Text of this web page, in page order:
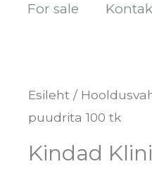
For sale
Esileht /
puudrita 100 tk
Kindad
Kindad
Klinion
Latex